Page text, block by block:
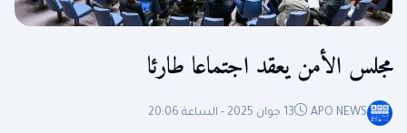
اقتصاد رياضة
مجلس الأمن يعقد اجتماعا طارئا
APO NEWS 13 جوان 2025 - الساعة 20:06